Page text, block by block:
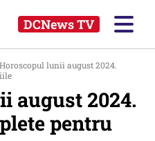
DCNews TV
Horoscopul lunii august 2024.
august 2024.
pentru